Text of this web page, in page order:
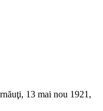
13 mai nou 1921,